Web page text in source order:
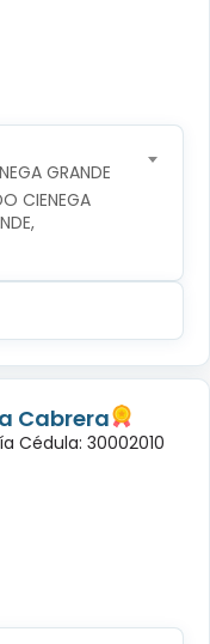
GRANDE
CIENEGA
Cabrera
Cédula: 30002010